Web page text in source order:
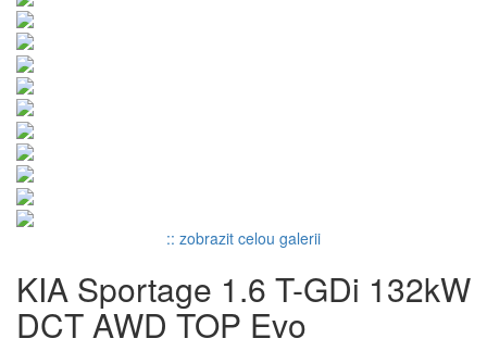
:: zobrazit celou galerii
KIA Sportage 1.6 T-GDi 132kW
DCT AWD TOP Evo